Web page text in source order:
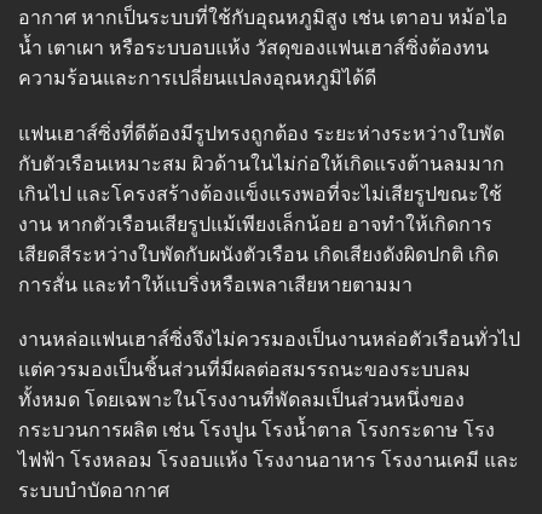
อากาศ หากเป็นระบบที่ใช้กับอุณหภูมิสูง เช่น เตาอบ หม้อไอ
น้ำ เตาเผา หรือระบบอบแห้ง วัสดุของแฟนเฮาส์ซิ่งต้องทน
ความร้อนและการเปลี่ยนแปลงอุณหภูมิได้ดี
แฟนเฮาส์ซิ่งที่ดีต้องมีรูปทรงถูกต้อง ระยะห่างระหว่างใบพัด
กับตัวเรือนเหมาะสม ผิวด้านในไม่ก่อให้เกิดแรงต้านลมมาก
เกินไป และโครงสร้างต้องแข็งแรงพอที่จะไม่เสียรูปขณะใช้
งาน หากตัวเรือนเสียรูปแม้เพียงเล็กน้อย อาจทำให้เกิดการ
เสียดสีระหว่างใบพัดกับผนังตัวเรือน เกิดเสียงดังผิดปกติ เกิด
การสั่น และทำให้แบริ่งหรือเพลาเสียหายตามมา
งานหล่อแฟนเฮาส์ซิ่งจึงไม่ควรมองเป็นงานหล่อตัวเรือนทั่วไป
แต่ควรมองเป็นชิ้นส่วนที่มีผลต่อสมรรถนะของระบบลม
ทั้งหมด โดยเฉพาะในโรงงานที่พัดลมเป็นส่วนหนึ่งของ
กระบวนการผลิต เช่น โรงปูน โรงน้ำตาล โรงกระดาษ โรง
ไฟฟ้า โรงหลอม โรงอบแห้ง โรงงานอาหาร โรงงานเคมี และ
ระบบบำบัดอากาศ